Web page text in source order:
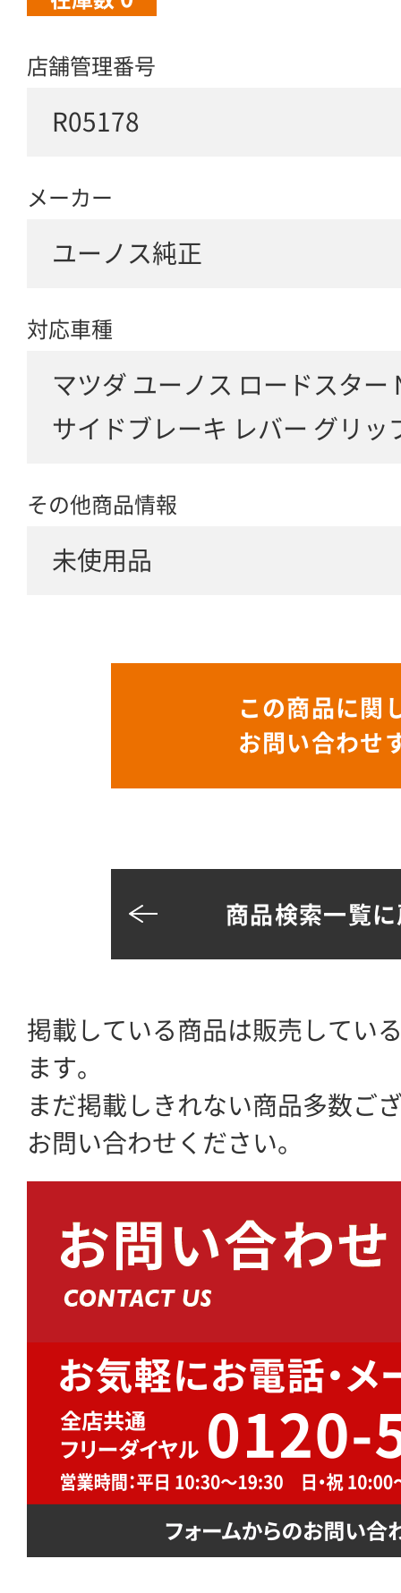
店舗管理番号
R05178
メーカー
ユーノス純正
対応車種
マツダ ユーノス ロードスター
サイドブレーキ レバー グリッ
その他商品情報
未使用品
この商品に関
お問い合わせ
商品検索一覧
掲載している商品は販売してい
ます。
まだ掲載しきれない商品多数ご
お問い合わせください。